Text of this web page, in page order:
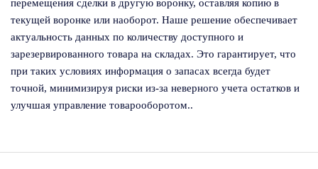
перемещения сделки в другую воронку, оставляя копию в
текущей воронке или наоборот. Наше решение обеспечивает
актуальность данных по количеству доступного и
зарезервированного товара на складах. Это гарантирует, что
при таких условиях информация о запасах всегда будет
точной, минимизируя риски из-за неверного учета остатков и
улучшая управление товарооборотом..